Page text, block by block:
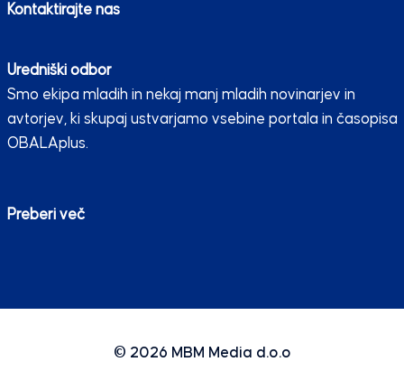
Kontaktirajte nas
Uredniški odbor
Smo ekipa mladih in nekaj manj mladih novinarjev in
avtorjev, ki skupaj ustvarjamo vsebine portala in časopisa
OBALAplus.
Preberi več
© 2026 MBM Media d.o.o